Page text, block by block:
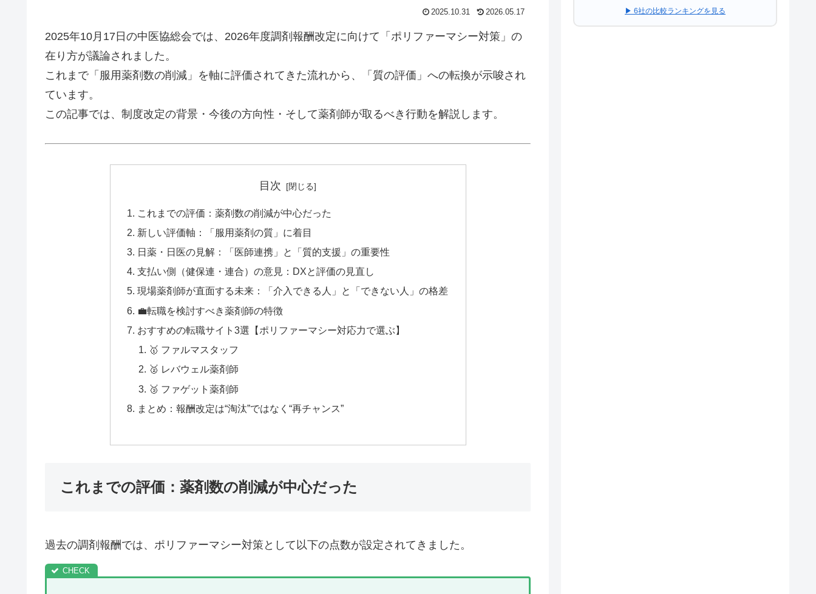
2025.10.31 2026.05.17
2025年10月17日の中医協総会では、2026年度調剤報酬改定に向けて「ポリファーマシー対策」の
在り方が議論されました。
これまで「服用薬剤数の削減」を軸に評価されてきた流れから、「質の評価」への転換が示唆され
ています。
この記事では、制度改定の背景・今後の方向性・そして薬剤師が取るべき行動を解説します。
目次
これまでの評価：薬剤数の削減が中心だった
新しい評価軸：「服用薬剤の質」に着目
日薬・日医の見解：「医師連携」と「質的支援」の重要性
支払い側（健保連・連合）の意見：DXと評価の見直し
現場薬剤師が直面する未来：「介入できる人」と「できない人」の格差
💼転職を検討すべき薬剤師の特徴
おすすめの転職サイト3選【ポリファーマシー対応力で選ぶ】
🥇 ファルマスタッフ
🥈 レバウェル薬剤師
🥉 ファゲット薬剤師
まとめ：報酬改定は“淘汰”ではなく“再チャンス”
これまでの評価：薬剤数の削減が中心だった
過去の調剤報酬では、ポリファーマシー対策として以下の点数が設定されてきました。
▶ 6社の比較ランキングを見る